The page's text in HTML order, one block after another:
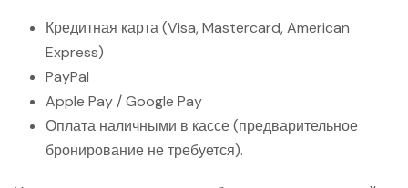
Кредитная карта (Visa, Mastercard, American
Express)
PayPal
Apple Pay / Google Pay
Оплата наличными в кассе (предварительное
бронирование не требуется).